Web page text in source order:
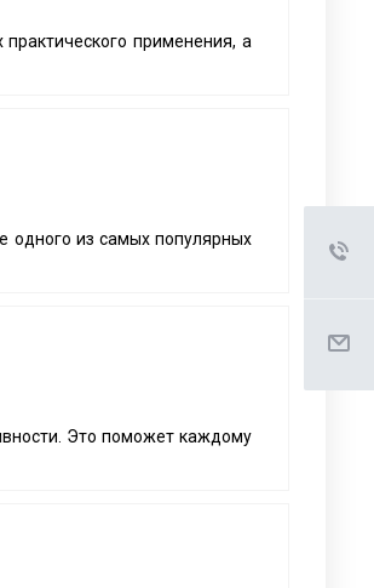
применения, а
одного из самых популярных
Это поможет каждому